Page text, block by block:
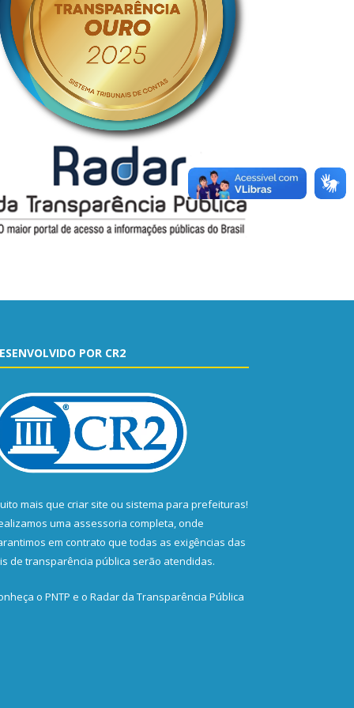
POR CR2
mais que criar site ou sistema para prefeituras!
uma assessoria completa, onde
em contrato que todas as exigências das
de transparência pública serão atendidas.
o PNTP e o Radar da Transparência Pública